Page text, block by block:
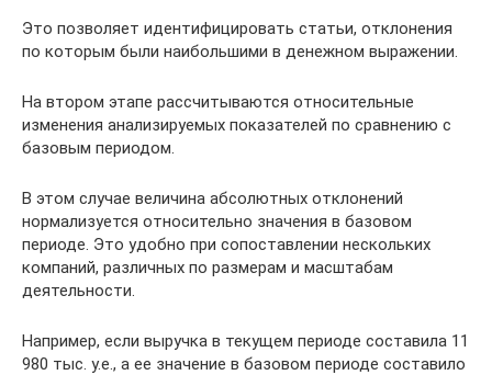
Это позволяет идентифицировать статьи, отклонения
по которым были наибольшими в денежном выражении.
На втором этапе рассчитываются относительные
изменения анализируемых показателей по сравнению с
базовым периодом.
В этом случае величина абсолютных отклонений
нормализуется относительно значения в базовом
периоде. Это удобно при сопоставлении нескольких
компаний, различных по размерам и масштабам
деятельности.
Например, если выручка в текущем периоде составила 11
980 тыс. у.е., а ее значение в базовом периоде составило